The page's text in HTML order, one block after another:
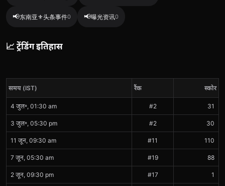
📢东南亚⚜️头条事件0 📢曝光资讯0
📈 ट्रेंडिंग इतिहास
समय (IST) रैंक स्कोर
4 जुल॰, 01:30 am #2 31
3 जुल॰, 05:30 pm #2 30
11 जून, 09:30 am #11 110
7 जून, 05:30 am #19 88
2 जून, 09:30 pm #17 1